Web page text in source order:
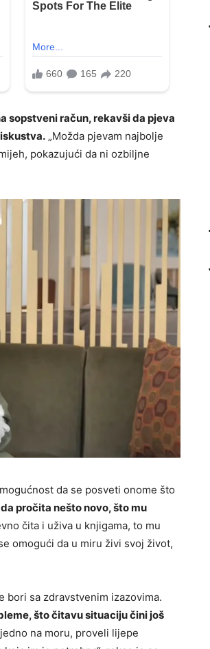
sopstveni račun, rekavši da pjeva
„Možda pjevam najbolje
pokazujući da ni ozbiljne
da se posveti onome što
pročita nešto novo, što mu
čita i uživa u knjigama, to mu
omogući da u miru živi svoj život,
bori sa zdravstvenim izazovima.
što čitavu situaciju čini još
na moru, proveli lijepe